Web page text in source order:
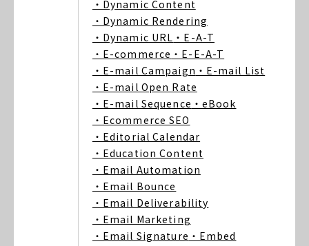
・Dynamic Content
・Dynamic Rendering
・Dynamic URL ・E-A-T
・E-commerce ・E-E-A-T
・E-mail Campaign ・E-mail List
・E-mail Open Rate
・E-mail Sequence ・eBook
・Ecommerce SEO
・Editorial Calendar
・Education Content
・Email Automation
・Email Bounce
・Email Deliverability
・Email Marketing
・Email Signature ・Embed